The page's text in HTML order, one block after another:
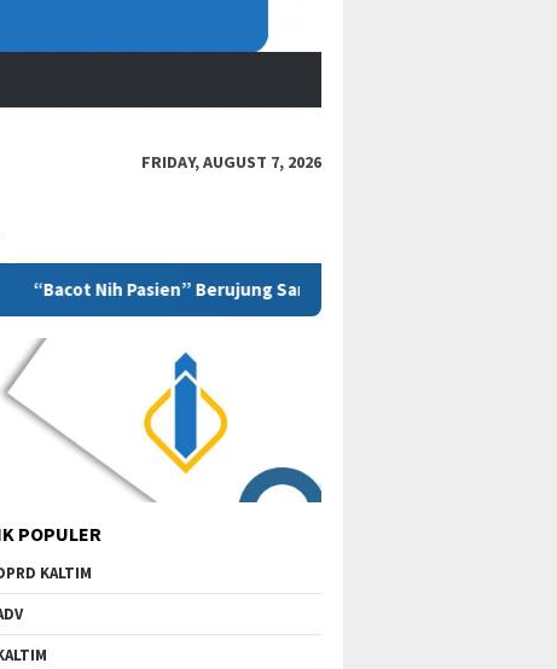
FRIDAY, AUGUST 7, 2026
Sanksi, Jejak Etika Tenaga Medis di Media Sosial Kembali
POPULER
KALTIM